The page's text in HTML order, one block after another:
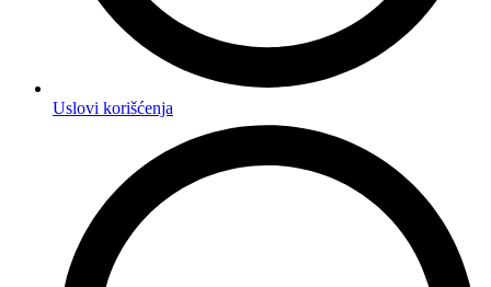
Uslovi korišćenja